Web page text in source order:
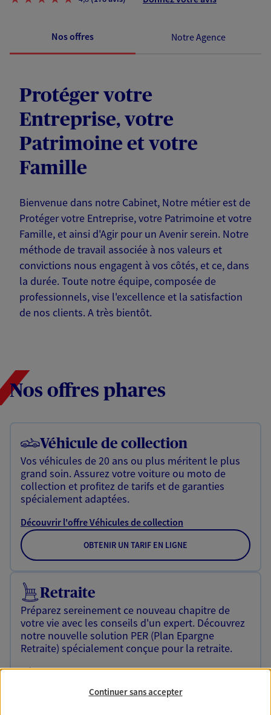
Nos offres Notre Agence
Protéger votre
Entreprise, votre
Patrimoine et votre
Famille
Bienvenue dans notre Cabinet, Notre métier est de
Protéger votre Entreprise, votre Patrimoine et votre
Famille, et ainsi d'Agir pour un Avenir serein. Notre
méthode de travail associée à nos valeurs et
convictions nous engagent à vos côtés, et ce, dans
la durée. Toute notre équipe, composée de
professionnels, vise l'excellence et la satisfaction
de nos clients. A très bientôt.
Nos offres phares
Véhicule de collection
Vos véhicules de 20 ans ou plus méritent le plus
grand soin. Assurez votre voiture ou moto de
collection et profitez de tarifs et de garanties
spécialement adaptées.
Découvrir l'offre Véhicules de collection
OBTENIR UN TARIF EN LIGNE
Retraite
Préparez sereinement ce nouveau chapitre de
votre vie avec les conseils d'un expert. Découvrez
notre nouvelle solution PER (Plan Epargne
Retraite) spécialement conçue pour la retraite.
Découvrir l'offre Retraite
NOUS CONTACTER
Continuer sans accepter